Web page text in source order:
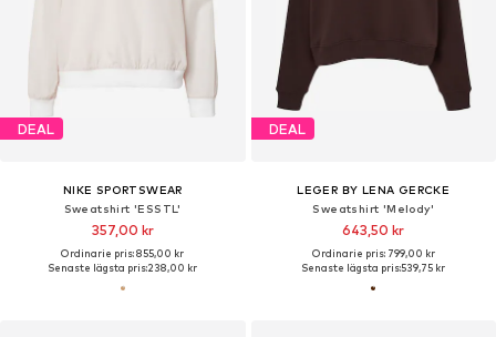
DEAL
NIKE SPORTSWEAR
Sweatshirt 'ESSTL'
357,00 kr
Ordinarie pris: 855,00 kr
Senaste lägsta pris:238,00 kr
DEAL
LEGER BY LENA GERCKE
Sweatshirt 'Melody'
643,50 kr
Ordinarie pris: 799,00 kr
Senaste lägsta pris:539,75 kr